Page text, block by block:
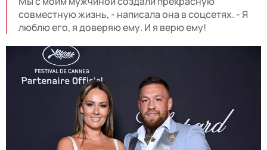
совместную жизнь, - написала она в соцсетях. - Я
люблю его, я доверяю ему. И я верю ему!